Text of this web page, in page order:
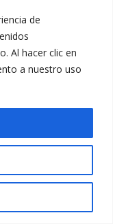
de
Al hacer clic en
a nuestro uso